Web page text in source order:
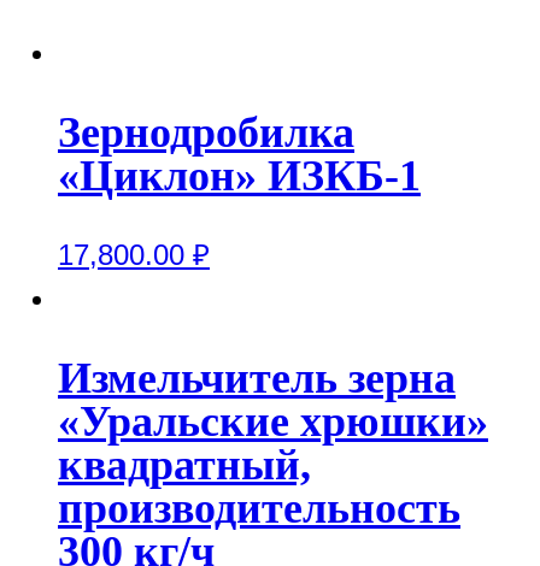
Зернодробилка
«Циклон» ИЗКБ-1
17,800.00 ₽
Измельчитель зерна
«Уральские хрюшки»
квадратный,
производительность
300 кг/ч